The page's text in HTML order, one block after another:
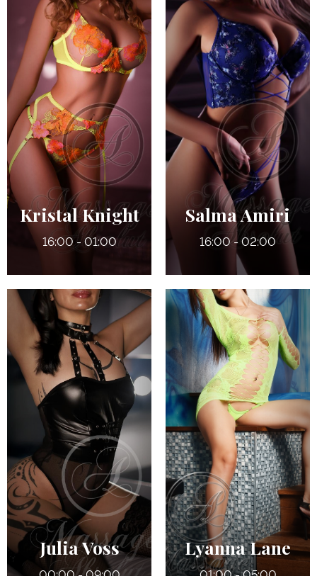
27 ans
5' 7"
Anglais
7
140 lbs
Bleus
27 ans
5' 7"
Anglais
7
135 lbs
Verts
Kristal Knight
16:00 - 01:00
32 ans
5' 4"
Québécoise / Russe
115 lbs
34 DD (Refaits)
Salma Amiri
16:00 - 02:00
22 ans
5' 5"
Anglais
7
130 lbs
Bruns
Julia Voss Lyanna Lane